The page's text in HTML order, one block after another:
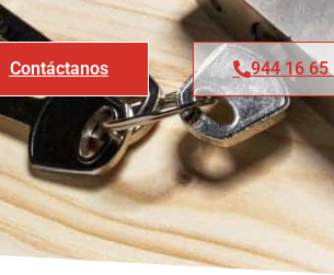
Contáctanos 944 16 65